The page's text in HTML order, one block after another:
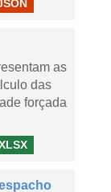
as
das
forçada